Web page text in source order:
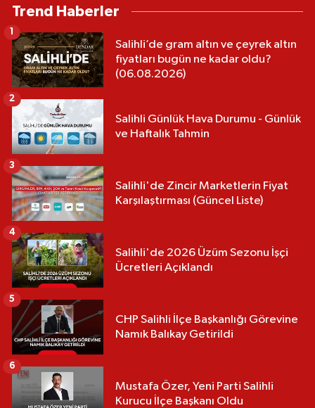
Trend Haberler
Salihli’de gram altın ve çeyrek altın
fiyatları bugün ne kadar oldu?
(06.08.2026)
1
Salihli Günlük Hava Durumu - Günlük
ve Haftalık Tahmin
2
Salihli'de Zincir Marketlerin Fiyat
Karşılaştırması (Güncel Liste)
3
Salihli'de 2026 Üzüm Sezonu İşçi
Ücretleri Açıklandı
4
CHP Salihli İlçe Başkanlığı Görevine
Namık Balıkay Getirildi
5
Mustafa Özer, Yeni Parti Salihli
Kurucu İlçe Başkanı Oldu
6